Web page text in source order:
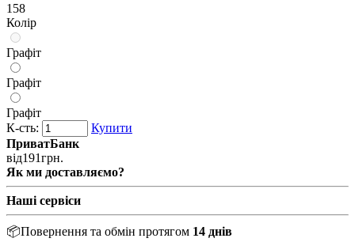
158
Колір
Графіт
Графіт
Графіт
К-сть:
Купити
ПриватБанк
від191грн.
Як ми доставляємо?
Наші сервіси
📦Повернення та обмін протягом 14 днів